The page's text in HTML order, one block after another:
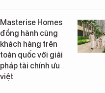
Masterise Homes
đồng hành cùng
khách hàng trên
toàn quốc với giải
pháp tài chính ưu
việt